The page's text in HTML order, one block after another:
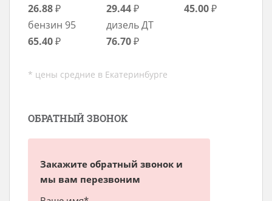
26.88₽
29.44₽
45.00₽
бензин 95
65.40₽
дизель ДТ
76.70₽
* цены средние в Екатеринбурге
ОБРАТНЫЙ ЗВОНОК
Закажите обратный звонок и
мы вам перезвоним